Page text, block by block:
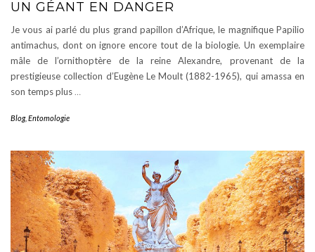
UN GÉANT EN DANGER
Je vous ai parlé du plus grand papillon d’Afrique, le magnifique Papilio
antimachus, dont on ignore encore tout de la biologie. Un exemplaire
mâle de l’ornithoptère de la reine Alexandre, provenant de la
prestigieuse collection d’Eugène Le Moult (1882-1965), qui amassa en
son temps plus…
Blog, Entomologie